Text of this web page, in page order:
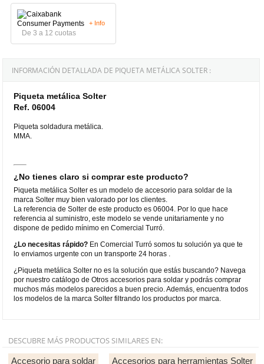
De 3 a 12 cuotas
+ Info
INFORMACIÓN DETALLADA DE PIQUETA METÁLICA SOLTER :
Piqueta metálica Solter
Ref. 06004
Piqueta soldadura metálica.
MMA.
¿No tienes claro si comprar este producto?
Piqueta metálica Solter es un modelo de accesorio para soldar de la
marca Solter muy bien valorado por los clientes.
La referencia de Solter de este producto es 06004. Por lo que hace
referencia al suministro, este modelo se vende unitariamente y no
dispone de pedido mínimo en Comercial Turró.
¿Lo necesitas rápido? En Comercial Turró somos tu solución ya que te
lo enviamos urgente con un transporte 24 horas .
¿Piqueta metálica Solter no es la solución que estás buscando? Navega
por nuestro catálogo de Otros accesorios para soldar y podrás comprar
muchos más modelos parecidos a buen precio. Además, encuentra todos
los modelos de la marca Solter filtrando los productos por marca.
DESCUBRE MÁS PRODUCTOS SIMILARES EN:
Accesorio para soldar Accesorios para herramientas Solter